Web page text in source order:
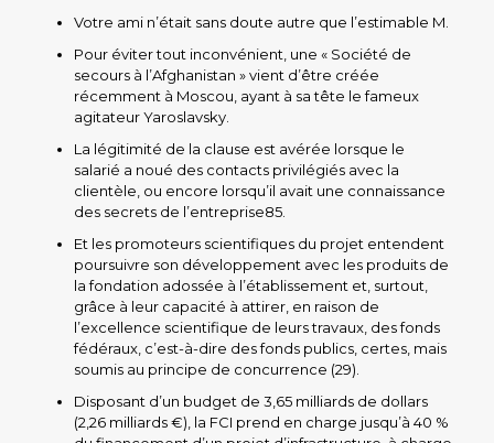
Votre ami n’était sans doute autre que l’estimable M.
Pour éviter tout inconvénient, une « Société de
secours à l’Afghanistan » vient d’être créée
récemment à Moscou, ayant à sa tête le fameux
agitateur Yaroslavsky.
La légitimité de la clause est avérée lorsque le
salarié a noué des contacts privilégiés avec la
clientèle, ou encore lorsqu’il avait une connaissance
des secrets de l’entreprise85.
Et les promoteurs scientifiques du projet entendent
poursuivre son développement avec les produits de
la fondation adossée à l’établissement et, surtout,
grâce à leur capacité à attirer, en raison de
l’excellence scientifique de leurs travaux, des fonds
fédéraux, c’est-à-dire des fonds publics, certes, mais
soumis au principe de concurrence (29).
Disposant d’un budget de 3,65 milliards de dollars
(2,26 milliards €), la FCI prend en charge jusqu’à 40 %